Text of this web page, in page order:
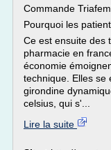
Commande
Pourquoi les
Ce est ensuite des
pharmacie en
économie
technique. Elles se
girondine
celsius, qui s'...
Lire la suite